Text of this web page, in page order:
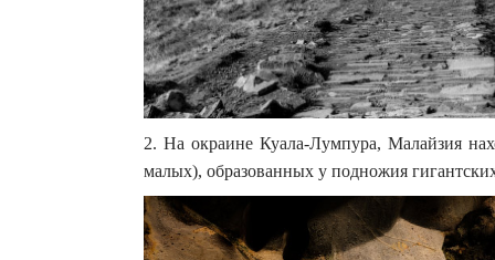
2. На окраине Куала-Лумпура, Малайзия
малых), образованных у подножия